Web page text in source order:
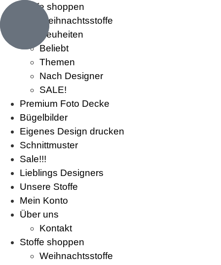
Stoffe shoppen
Weihnachtsstoffe
Neuheiten
Beliebt
Themen
Nach Designer
SALE!
Premium Foto Decke
Bügelbilder
Eigenes Design drucken
Schnittmuster
Sale!!!
Lieblings Designers
Unsere Stoffe
Mein Konto
Über uns
Kontakt
Stoffe shoppen
Weihnachtsstoffe